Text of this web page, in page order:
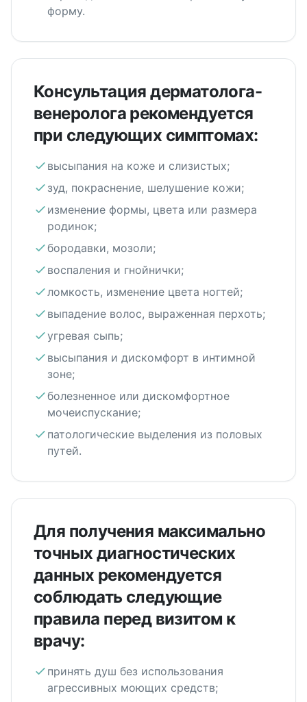
форму.
Консультация дерматолога-
венеролога рекомендуется
при следующих симптомах:
высыпания на коже и слизистых;
зуд, покраснение, шелушение кожи;
изменение формы, цвета или размера
родинок;
бородавки, мозоли;
воспаления и гнойнички;
ломкость, изменение цвета ногтей;
выпадение волос, выраженная перхоть;
угревая сыпь;
высыпания и дискомфорт в интимной
зоне;
болезненное или дискомфортное
мочеиспускание;
патологические выделения из половых
путей.
Для получения максимально
точных диагностических
данных рекомендуется
соблюдать следующие
правила перед визитом к
врачу:
принять душ без использования
агрессивных моющих средств;